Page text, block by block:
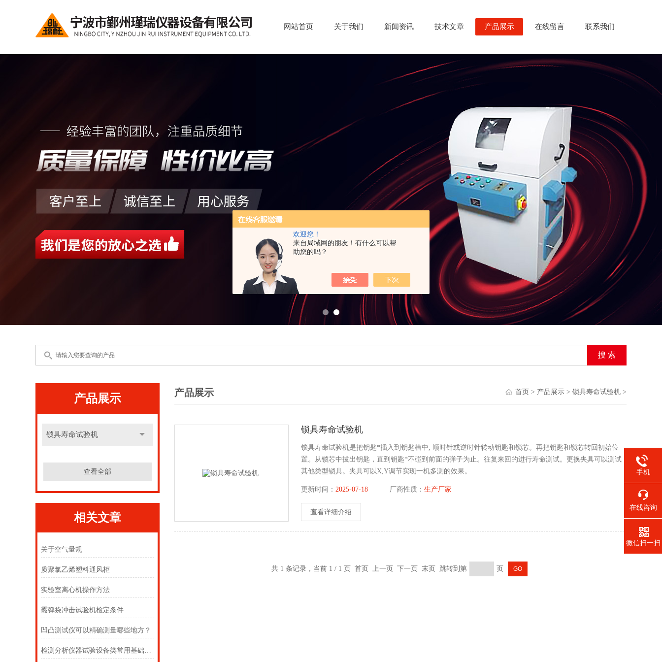
欢迎您！
来自局域网的朋友！有什么可以帮
助您的吗？
网站首页 关于我们 新闻资讯 技术文章 产品展示 在线留言 联系我们
产品展示
锁具寿命试验机
查看全部
相关文章
关于空气量规
质聚氯乙烯塑料通风柜
实验室离心机操作方法
霰弹袋冲击试验机检定条件
凹凸测试仪可以精确测量哪些地方？
检测分析仪器试验设备类常用基础英语词汇翻译
产品展示 首页 > 产品展示 > 锁具寿命试验机 >
锁具寿命试验机
锁具寿命试验机是把钥匙*插入到钥匙槽中, 顺时针或逆时针转动钥匙和锁芯。再把钥匙和锁芯转回初始位
置。从锁芯中拔出钥匙，直到钥匙*不碰到前面的弹子为止。往复来回的进行寿命测试。更换夹具可以测试
其他类型锁具。夹具可以X,Y调节实现一机多测的效果。
更新时间：2025-07-18 厂商性质：生产厂家
查看详细介绍
共 1 条记录，当前 1 / 1 页 首页 上一页 下一页 末页 跳转到第 页
手机
在线咨询
微信扫一扫